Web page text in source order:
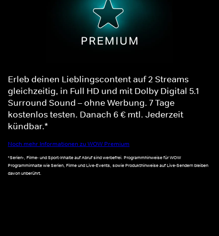
Erleb deinen Lieblingscontent auf 2 Streams
gleichzeitig, in Full HD und mit Dolby Digital 5.1
Surround Sound – ohne Werbung. 7 Tage
kostenlos testen. Danach 6 € mtl. Jederzeit
kündbar.*
Noch mehr Informationen zu WOW Premium
*Serien-, Filme- und Sport-Inhalte auf Abruf sind werbefrei. Programmhinweise für WOW
Programminhalte wie Serien, Filme und Live-Events, sowie Produkthinweise auf Live-Sendern bleiben
davon unberührt.